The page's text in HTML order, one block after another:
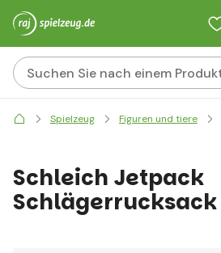
Spielzeug Figuren und tiere
Schleich Jetpack
Schlägerrucksack